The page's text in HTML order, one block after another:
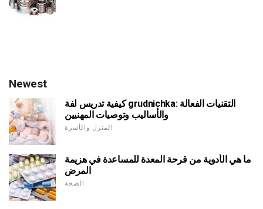
Newest
كيفية تدريس لفة grudnichka: التقنيات الفعالة
والأساليب وتوصيات المهنيين
المنزل والأسرة
ما هي الأدوية من قرحة المعدة للمساعدة في هزيمة
المرض
الصحة